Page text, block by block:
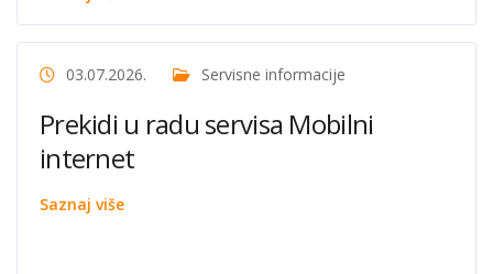
03.07.2026. Servisne informacije
Prekidi u radu servisa Mobilni
internet
Saznaj više